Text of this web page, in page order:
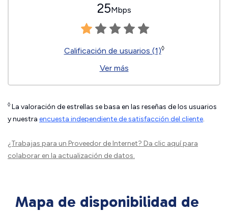
25Mbps
Calificación de usuarios (1)◊
Ver más
◊ La valoración de estrellas se basa en las reseñas de los usuarios
y nuestra encuesta independiente de satisfacción del cliente.
¿Trabajas para un Proveedor de Internet? Da clic aquípara
colaborar en la actualización de datos.
Mapa de disponibilidad de